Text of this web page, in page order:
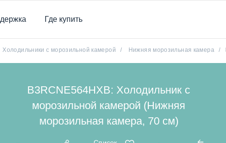
Где купить
Холодильники с морозильной камерой / Нижняя морозильная камера /
B3RCNE564HXB: Холодильник с
морозильной камерой (Нижняя
морозильная камера, 70 см)